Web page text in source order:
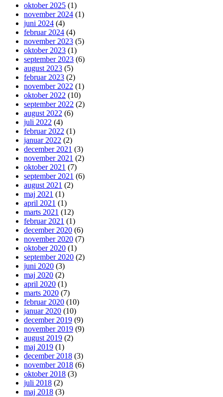
oktober 2025 (1)
november 2024 (1)
juni 2024 (4)
februar 2024 (4)
november 2023 (5)
oktober 2023 (1)
september 2023 (6)
august 2023 (5)
februar 2023 (2)
november 2022 (1)
oktober 2022 (10)
september 2022 (2)
august 2022 (6)
juli 2022 (4)
februar 2022 (1)
januar 2022 (2)
december 2021 (3)
november 2021 (2)
oktober 2021 (7)
september 2021 (6)
august 2021 (2)
maj 2021 (1)
april 2021 (1)
marts 2021 (12)
februar 2021 (1)
december 2020 (6)
november 2020 (7)
oktober 2020 (1)
september 2020 (2)
juni 2020 (3)
maj 2020 (2)
april 2020 (1)
marts 2020 (7)
februar 2020 (10)
januar 2020 (10)
december 2019 (9)
november 2019 (9)
august 2019 (2)
maj 2019 (1)
december 2018 (3)
november 2018 (6)
oktober 2018 (3)
juli 2018 (2)
maj 2018 (3)